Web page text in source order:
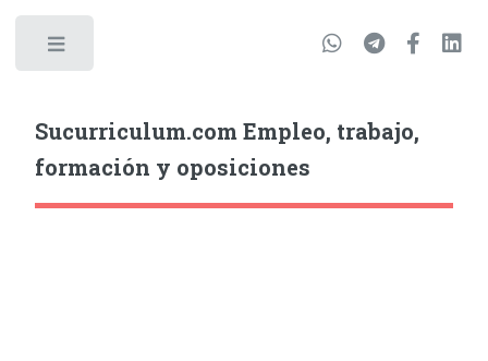
Sucurriculum.com Empleo, trabajo,
formación y oposiciones